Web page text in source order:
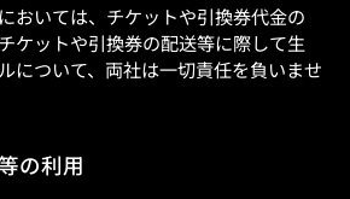
おいては、チケットや引換券代金の
ケットや引換券の配送等に際して生
について、両社は一切責任を負いませ
の利用